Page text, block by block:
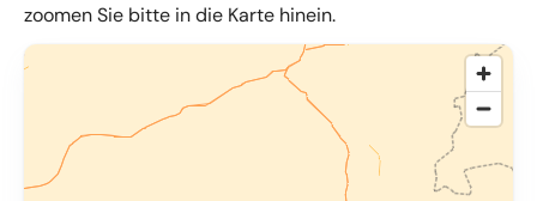
zoomen Sie bitte in die Karte hinein.
© OpenMapTiles 34u GmbH